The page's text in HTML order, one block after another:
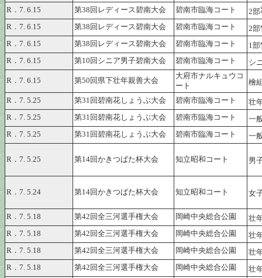
R．7. 6.15 第38回レディース碧南大会 碧南市臨海コート 2部
R．7. 6.15 第38回レディース碧南大会 碧南市臨海コート 2部
R．7. 6.15 第38回レディース碧南大会 碧南市臨海コート 1部
R．7. 6.15 第10回シニア男子碧南大会 碧南市臨海コート シ
R．7. 6.15 第50回県下壮年親善大会
大府市ナルキュウコ
ート
檜
R．7. 5.25 第31回碧南花しょうぶ大会 碧南市臨海コート
壮
R．7. 5.25
第31回碧南花しょうぶ大会 碧南市臨海コート
一
R．7. 5.25
第31回碧南花しょうぶ大会 碧南市臨海コート 一
R．7. 5.25 第14回かきつばた杯大会 知立昭和コート 男
R．7. 5.24 第14回かきつばた杯大会 知立昭和コート 女
R．7. 5.18 第42回全三河選手権大会 岡崎中央総合公園
壮
R．7. 5.18
第42回全三河選手権大会 岡崎中央総合公園
壮
R．7. 5.18
第42回全三河選手権大会 岡崎中央総合公園
壮
R．7. 5.18
第42回全三河選手権大会 岡崎中央総合公園 壮